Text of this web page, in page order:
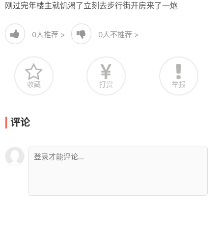
刚过完年楼主就饥渴了立刻去步行街开房来了一炮
0人推荐 > 0人不推荐 >
收藏 打赏 举报
评论